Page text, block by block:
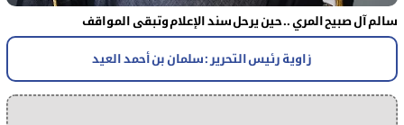
سالم آل صبيح المري .. حين يرحل سند الإعلام وتبقى المواقف
زاوية رئيس التحرير : سلمان بن أحمد العيد